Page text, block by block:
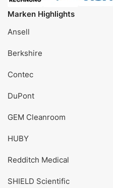
Marken Highlights
Ansell
Berkshire
Contec
DuPont
GEM Cleanroom
HUBY
Redditch Medical
SHIELD Scientific